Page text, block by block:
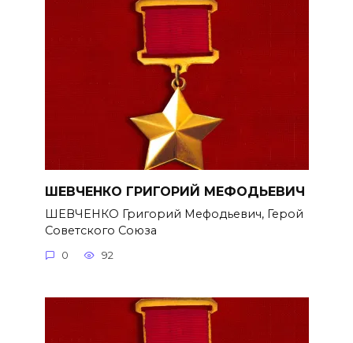
ШЕВЧЕНКО ГРИГОРИЙ МЕФОДЬЕВИЧ
ШЕВЧЕНКО Григорий Мефодьевич, Герой
Советского Союза
0 92